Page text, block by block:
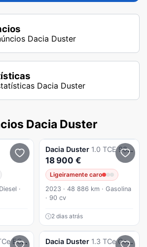
Dacia Duster
Dacia Duster
Dacia Duster
·
Dacia Duster 1.0 TCE 90cv Journey
18 900 €
Ligeiramente caro
2023 · 48 886 km · Gasolina
· 90 cv
2 dias atrás
G Journey Bi-Fuel Dacia Duster 1.3 TCe Comfort